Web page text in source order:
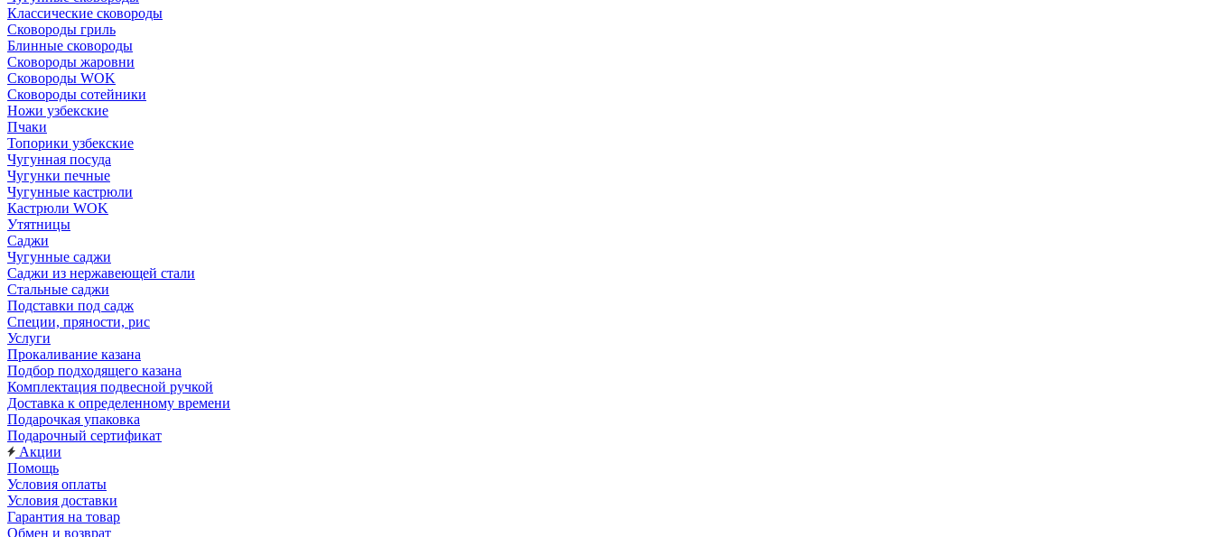
Классические сковороды
Сковороды гриль
Блинные сковороды
Сковороды жаровни
Сковороды WOK
Сковороды сотейники
Ножи узбекские
Пчаки
Топорики узбекские
Чугунная посуда
Чугунки печные
Чугунные кастрюли
Кастрюли WOK
Утятницы
Саджи
Чугунные саджи
Саджи из нержавеющей стали
Стальные саджи
Подставки под садж
Специи, пряности, рис
Услуги
Прокаливание казана
Подбор подходящего казана
Комплектация подвесной ручкой
Доставка к определенному времени
Подарочкая упаковка
Подарочный сертификат
Акции
Помощь
Условия оплаты
Условия доставки
Гарантия на товар
Обмен и возврат